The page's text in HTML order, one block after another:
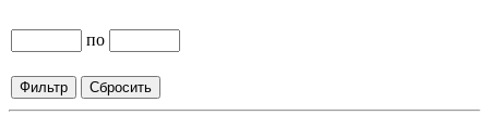
по